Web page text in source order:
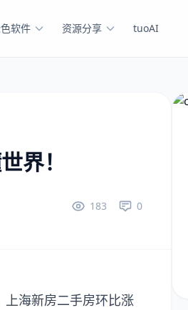
软件 资源分享 tuoAI
界！
183 0
上海新房二手房环比涨